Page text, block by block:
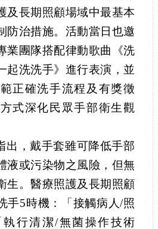
及長期照顧場域中最基本
防治措施。活動當日也邀
業團隊搭配律動歌曲《洗
起洗洗手》進行表演，並
正確洗手流程及有獎徵
式深化民眾手部衛生觀
出，戴手套雖可降低手部
液或污染物之風險，但無
生。醫療照護及長期照顧
手5時機：「接觸病人/照
執行清潔/無菌操作技術